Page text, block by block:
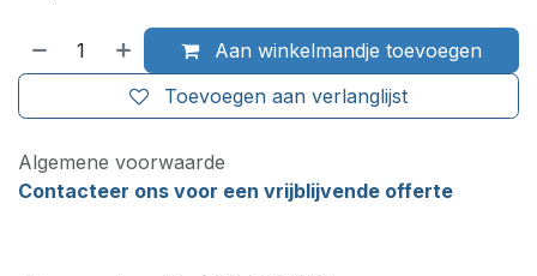
Aan winkelmandje toevoegen
Toevoegen aan verlanglijst
Algemene voorwaarde
Contacteer ons voor een vrijblijvende offerte